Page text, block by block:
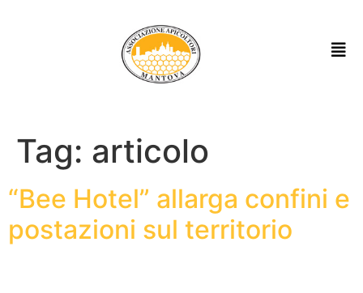
Tag: articolo
“Bee Hotel” allarga confini e
postazioni sul territorio